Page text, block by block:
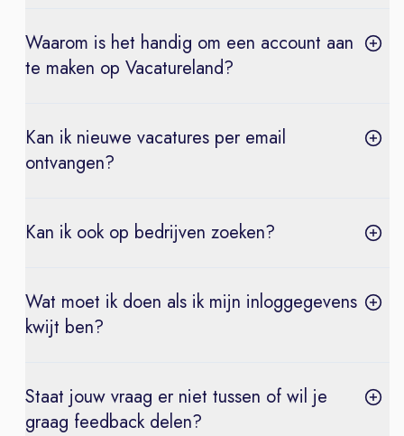
Waarom is het handig om een account aan
te maken op Vacatureland?
Kan ik nieuwe vacatures per email
ontvangen?
Kan ik ook op bedrijven zoeken?
Wat moet ik doen als ik mijn inloggegevens
kwijt ben?
Staat jouw vraag er niet tussen of wil je
graag feedback delen?